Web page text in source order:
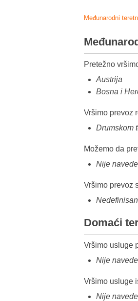
Međunarodni
Pretežno
Austrija
Bosna i
Vršimo prevoz
Drumskom
Možemo da
Nije
Vršimo prevoz
Domaći
Vršimo usluge
Nije
Vršimo usluge
Nije